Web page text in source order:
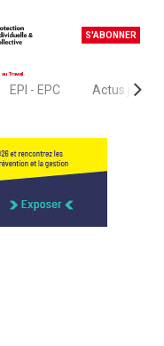
S'ABONNER
Travail
EPI - EPC Actus